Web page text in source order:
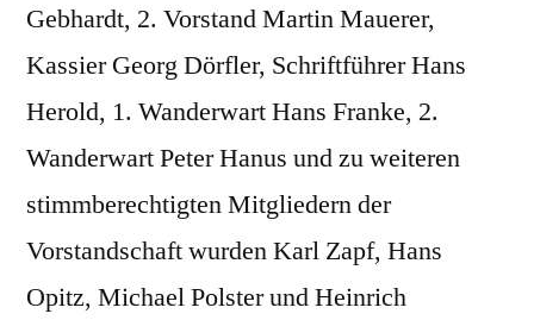
Gebhardt, 2. Vorstand Martin Mauerer,
Kassier Georg Dörfler, Schriftführer Hans
Herold, 1. Wanderwart Hans Franke, 2.
Wanderwart Peter Hanus und zu weiteren
stimmberechtigten Mitgliedern der
Vorstandschaft wurden Karl Zapf, Hans
Opitz, Michael Polster und Heinrich